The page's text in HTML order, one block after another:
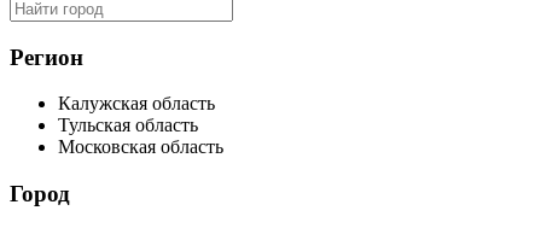
Регион
Калужская область
Тульская область
Московская область
Город